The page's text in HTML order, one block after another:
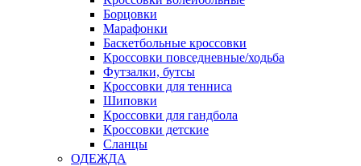
Борцовки
Марафонки
Баскетбольные кроссовки
Кроссовки повседневные/ходьба
Футзалки, бутсы
Кроссовки для тенниса
Шиповки
Кроссовки для гандбола
Кроссовки детские
Сланцы
ОДЕЖДА